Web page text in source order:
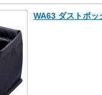
WA63 ダストボッ